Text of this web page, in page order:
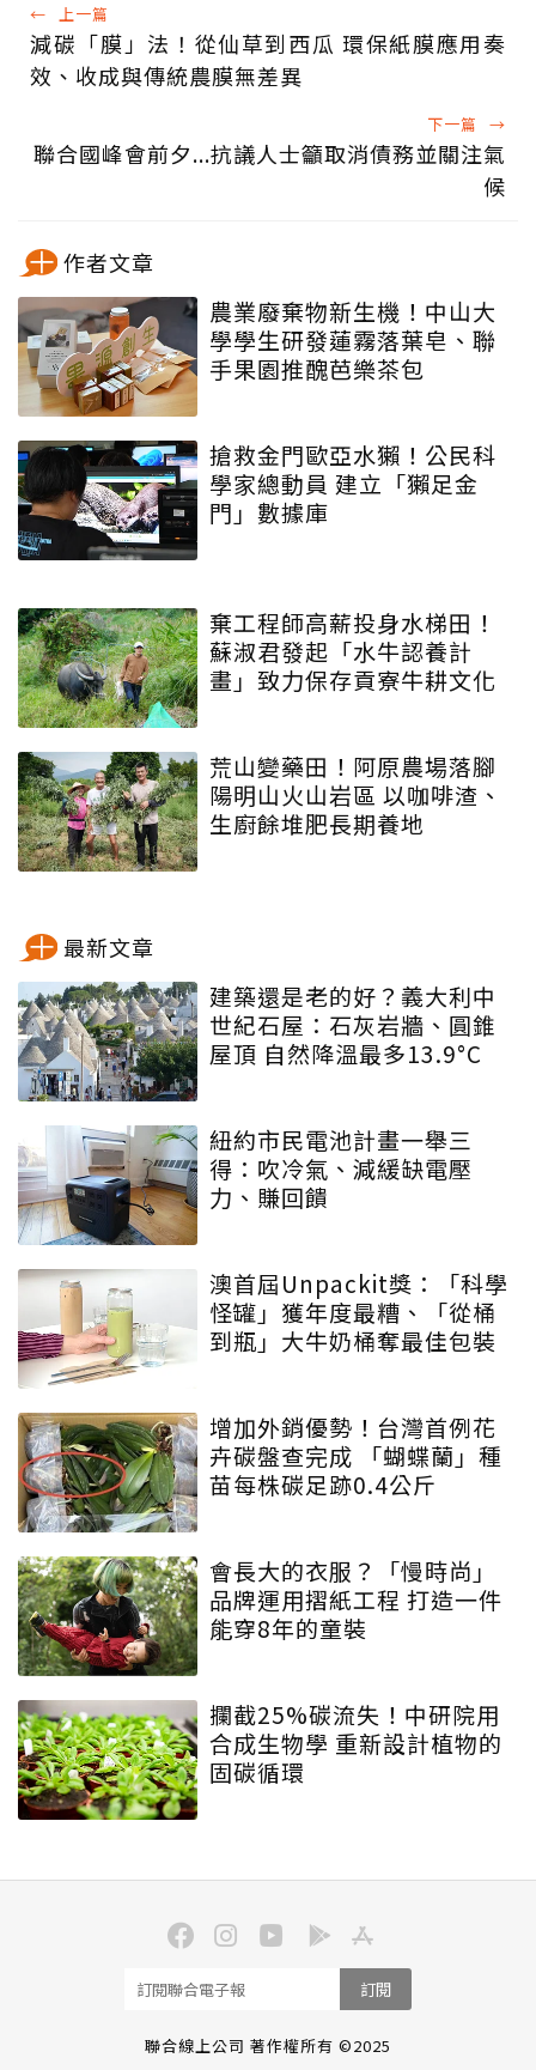
← 上一篇
減碳「膜」法！從仙草到西瓜 環保紙膜應用奏
效、收成與傳統農膜無差異
下一篇 →
聯合國峰會前夕...抗議人士籲取消債務並關注氣
候
作者文章
農業廢棄物新生機！中山大
學學生研發蓮霧落葉皂、聯
手果園推醜芭樂茶包
搶救金門歐亞水獺！公民科
學家總動員 建立「獺足金
門」數據庫
棄工程師高薪投身水梯田！
蘇淑君發起「水牛認養計
畫」致力保存貢寮牛耕文化
荒山變藥田！阿原農場落腳
陽明山火山岩區 以咖啡渣、
生廚餘堆肥長期養地
最新文章
建築還是老的好？義大利中
世紀石屋：石灰岩牆、圓錐
屋頂 自然降溫最多13.9°C
紐約市民電池計畫一舉三
得：吹冷氣、減緩缺電壓
力、賺回饋
澳首屆Unpackit獎：「科學
怪罐」獲年度最糟、「從桶
到瓶」大牛奶桶奪最佳包裝
增加外銷優勢！台灣首例花
卉碳盤查完成 「蝴蝶蘭」種
苗每株碳足跡0.4公斤
會長大的衣服？「慢時尚」
品牌運用摺紙工程 打造一件
能穿8年的童裝
攔截25%碳流失！中研院用
合成生物學 重新設計植物的
固碳循環
訂閱
聯合線上公司 著作權所有 ©2025